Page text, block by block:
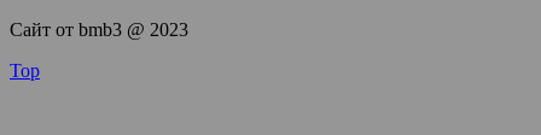
Сайт от bmb3 @ 2023
Top